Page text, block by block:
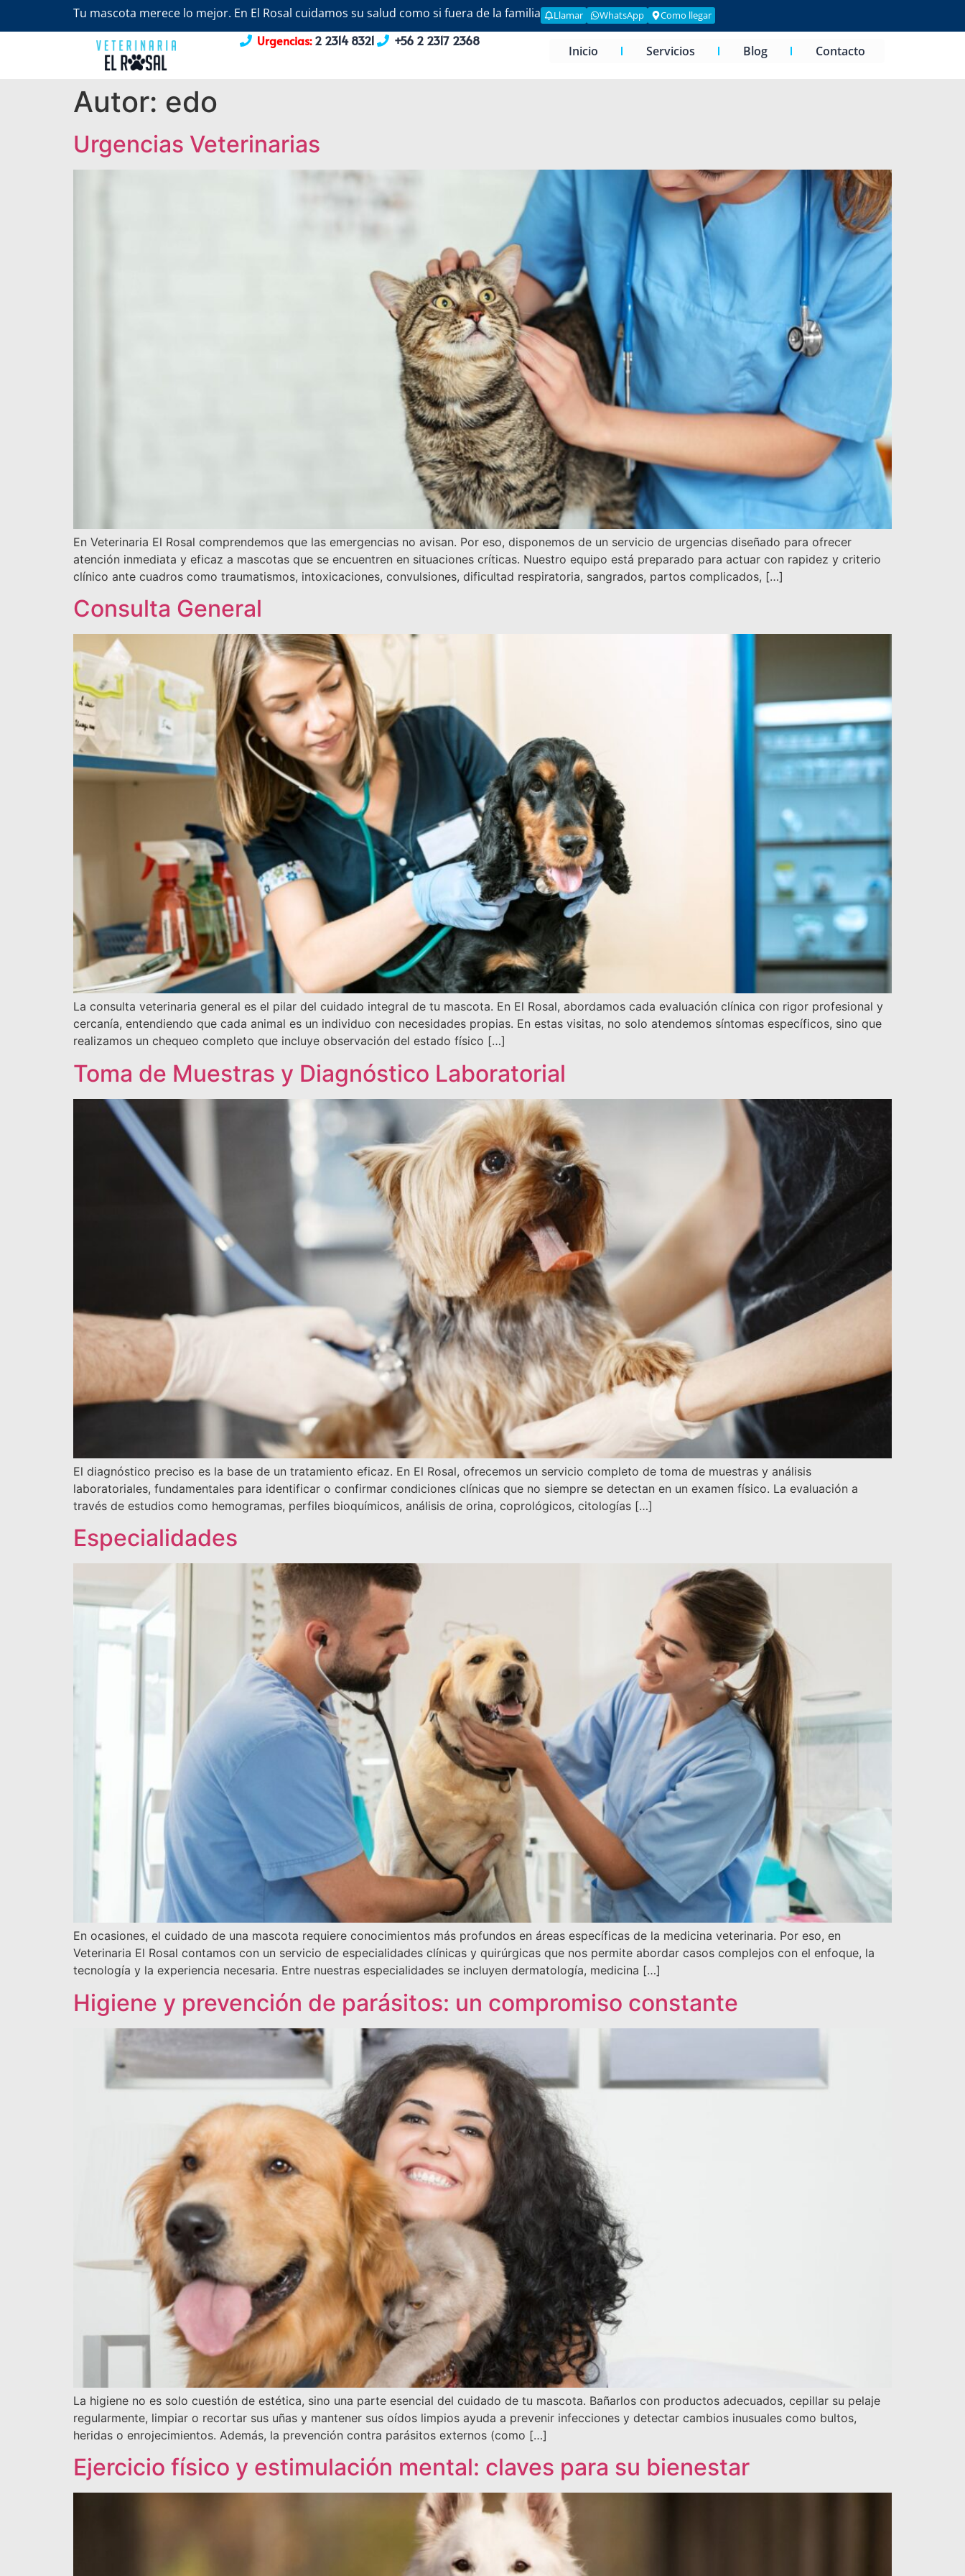
Tu mascota merece lo mejor. En El Rosal cuidamos su salud como si fuera de la familia Llamar WhatsApp Como llegar
Urgencias:2 2314 8321 +56 2 2317 2368
Inicio Servicios Blog Contacto
Autor: edo
Urgencias Veterinarias
En Veterinaria El Rosal comprendemos que las emergencias no avisan. Por eso, disponemos de un servicio de urgencias diseñado para ofrecer
atención inmediata y eficaz a mascotas que se encuentren en situaciones críticas. Nuestro equipo está preparado para actuar con rapidez y criterio
clínico ante cuadros como traumatismos, intoxicaciones, convulsiones, dificultad respiratoria, sangrados, partos complicados, […]
Consulta General
La consulta veterinaria general es el pilar del cuidado integral de tu mascota. En El Rosal, abordamos cada evaluación clínica con rigor profesional y
cercanía, entendiendo que cada animal es un individuo con necesidades propias. En estas visitas, no solo atendemos síntomas específicos, sino que
realizamos un chequeo completo que incluye observación del estado físico […]
Toma de Muestras y Diagnóstico Laboratorial
El diagnóstico preciso es la base de un tratamiento eficaz. En El Rosal, ofrecemos un servicio completo de toma de muestras y análisis
laboratoriales, fundamentales para identificar o confirmar condiciones clínicas que no siempre se detectan en un examen físico. La evaluación a
través de estudios como hemogramas, perfiles bioquímicos, análisis de orina, coprológicos, citologías […]
Especialidades
En ocasiones, el cuidado de una mascota requiere conocimientos más profundos en áreas específicas de la medicina veterinaria. Por eso, en
Veterinaria El Rosal contamos con un servicio de especialidades clínicas y quirúrgicas que nos permite abordar casos complejos con el enfoque, la
tecnología y la experiencia necesaria. Entre nuestras especialidades se incluyen dermatología, medicina […]
Higiene y prevención de parásitos: un compromiso constante
La higiene no es solo cuestión de estética, sino una parte esencial del cuidado de tu mascota. Bañarlos con productos adecuados, cepillar su pelaje
regularmente, limpiar o recortar sus uñas y mantener sus oídos limpios ayuda a prevenir infecciones y detectar cambios inusuales como bultos,
heridas o enrojecimientos. Además, la prevención contra parásitos externos (como […]
Ejercicio físico y estimulación mental: claves para su bienestar